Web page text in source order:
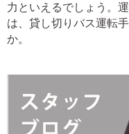
力といえるでしょう。
は、貸し切りバス運転
か。